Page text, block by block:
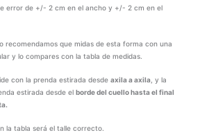
error de +/- 2 cm en el ancho y +/- 2 cm en el
recomendamos que midas de esta forma con una
y lo compares con la tabla de medidas.
con la prenda estirada desdeaxila a axila , y la
estirada desde elborde del cuello hasta el final
la tabla será el talle correcto.